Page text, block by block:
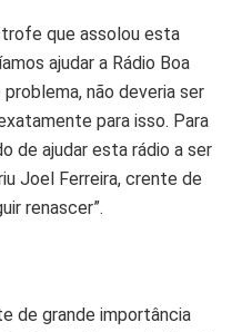
que assolou esta
ajudar a Rádio Boa
não deveria ser
para isso. Para
de ajudar esta rádio a ser
Joel Ferreira, crente de
renascer”.
de grande importância